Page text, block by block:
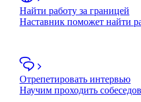
Найти работу за границей
Наставник поможет найти
Отрепетировать интервью
Научим проходить